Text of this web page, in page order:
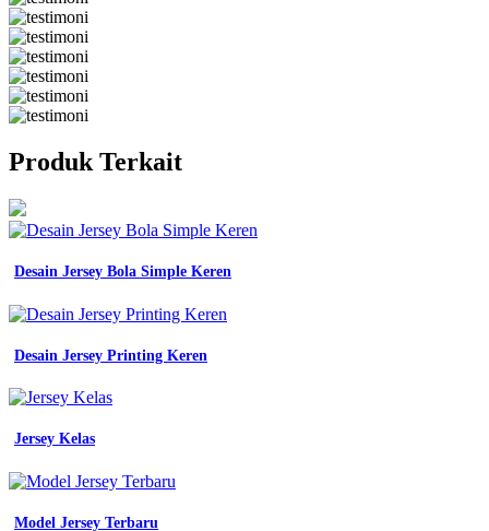
Produk Terkait
Desain Jersey Bola Simple Keren
Desain Jersey Printing Keren
Jersey Kelas
Model Jersey Terbaru